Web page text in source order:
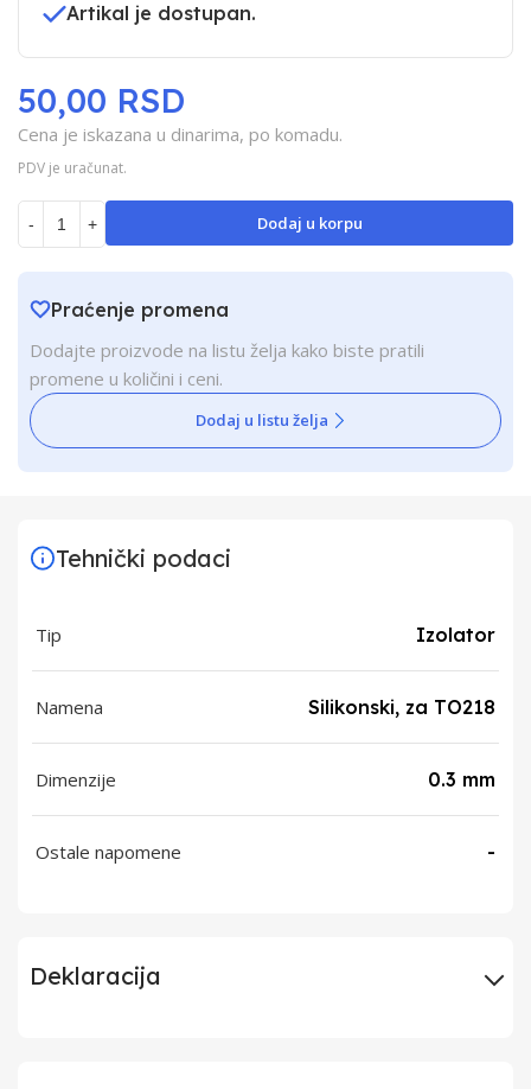
Artikal je dostupan.
Cena je iskazana u dinarima, po komadu.
PDV je uračunat.
50,00 RSD
- + Dodaj u korpu
Praćenje promena
Dodajte proizvode na listu želja kako biste pratili
promene u količini i ceni.
Dodaj u listu želja
Tehnički podaci
Tip Izolator
Namena Silikonski, za TO218
Dimenzije 0.3 mm
Ostale napomene -
Deklaracija